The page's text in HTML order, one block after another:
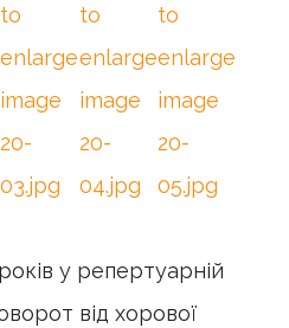
у репертуарній
від хорової